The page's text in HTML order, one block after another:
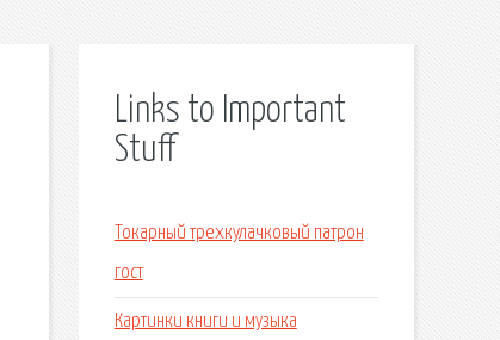
Links to Important
Stuff
Токарный трехкулачковый патрон
гост
Картинки книги и музыка